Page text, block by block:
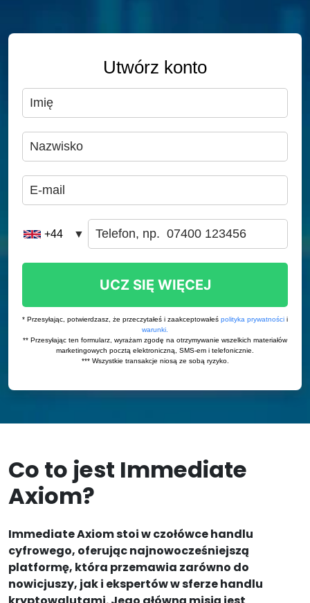
Co to jest Immediate
Axiom?
Immediate Axiom stoi w czołówce handlu
cyfrowego, oferując najnowocześniejszą
platformę, która przemawia zarówno do
nowicjuszy, jak i ekspertów w sferze handlu